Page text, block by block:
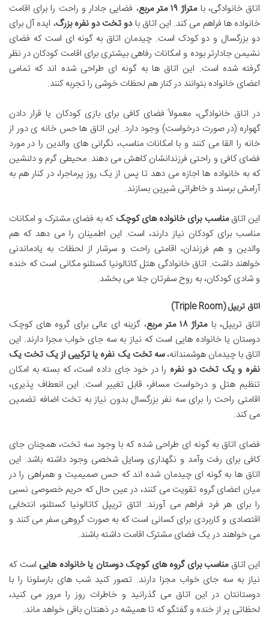
اتاق خانوادگی، بامتراژ ۱۹ متر مربع
، فضایی جادار و راحت را برای اقامت
خانواده ها فراهم می کند. این اتاق بادو تخت دو نفره بزرگ، ایده آل برای
دو بزرگسال و دو کودک است. چیدمان اتاق به گونه ای است که فضای
نشیمن جادارتر بوده و امکانات رفاهی بیشتری برای اقامت کودکان در نظر
گرفته شده است. این اتاق ها به گونه ای طراحی شده اند که تمامی
اعضای خانواده بتوانند در کنار هم لحظات خوشی را تجربه کنند.
در اتاق خانوادگی، معمولاً فضای کافی برای بازی کودکان یا قرار دادن
گهواره (در صورت درخواست) وجود دارد. این اتاق ها حس خانه ی دور از
خانه را القا می کنند و با امکانات مناسب، نگرانی های والدین را در مورد
فضای کافی و راحتی فرزندانشان کاهش می دهند. محیطی گرم و دلنشین
که به خانواده ها اجازه می دهد تا پس از یک روز پرماجرا، در کنار هم به
آرامش برسند و خاطراتی شیرین بسازند.
این اتاقمناسب برای خانواده های کوچک که به فضای مشترک و امکانات
مناسب برای کودکان نیاز دارند، است. این اطمینان را می دهد که هم
والدین و هم فرزندان، اقامتی راحت و سرشار از لحظات به یادماندنی
خواهند داشت. اتاق خانوادگی هتل کاتالونیا کستلنو مکانی است که خنده
و شادی کودکان، به روح سفرتان جلا می بخشد.
اتاق تریپل (Triple Room)
اتاق تریپل، بامتراژ ۱۸ متر مربع
، گزینه ای عالی برای گروه های کوچک
دوستان یا خانواده هایی است که نیاز به سه جای خواب مجزا دارند. این
اتاق با چیدمان هوشمندانه،سه تخت یک نفره یا ترکیبی از یک تخت یک
نفره و یک تخت دو نفره را در خود جای داده است، که بسته به امکان
تنظیم هتل و درخواست مسافر، قابل تغییر است. این انعطاف پذیری،
اقامتی راحت را برای سه نفر بزرگسال بدون نیاز به تخت اضافه تضمین
می کند.
فضای اتاق به گونه ای طراحی شده که با وجود سه تخت، همچنان جای
کافی برای رفت وآمد و نگهداری وسایل شخصی وجود داشته باشد. این
اتاق ها به گونه ای چیدمان شده اند که حس صمیمیت و همراهی را در
میان اعضای گروه تقویت می کنند، در عین حال که حریم خصوصی نسبی
را برای هر فرد فراهم می آورند. اتاق تریپل کاتالونیا کستلنو، انتخابی
اقتصادی و کاربردی برای کسانی است که به صورت گروهی سفر می کنند و
می خواهند در یک فضای مشترک اقامت داشته باشند.
این اتاقمناسب برای گروه های کوچک دوستان یا خانواده هایی است که
نیاز به سه جای خواب مجزا دارند. تصور کنید شب های بارسلونا را با
دوستانتان در این اتاق می گذرانید و خاطرات روز را مرور می کنید،
لحظاتی پر از خنده و گفتگو که تا همیشه در ذهنتان باقی خواهد ماند.